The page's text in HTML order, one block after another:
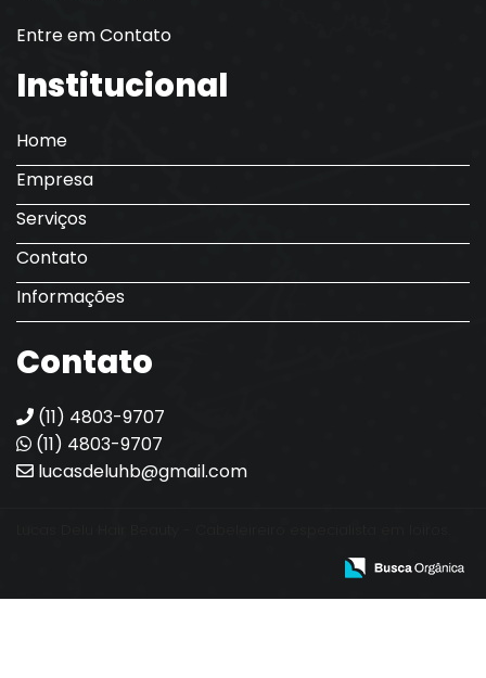
Entre em Contato
Institucional
Home
Empresa
Serviços
Contato
Informações
Contato
(11) 4803-9707
(11) 4803-9707
lucasdeluhb@gmail.com